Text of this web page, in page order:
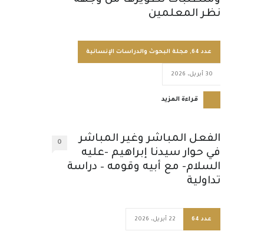
نظر المعلمين
عدد 64 , مجلة البحوث والدراسات الإنسانية
30 أبريل، 2026
قراءة المزيد
الفعل المباشر وغير المباشر
في حوار سيدنا إبراهيم -عليه
السلام- مع أبيه وقومه – دراسة
تداولية
0
عدد 64 22 أبريل، 2026